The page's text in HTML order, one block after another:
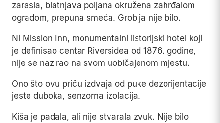
zarasla, blatnjava poljana okružena zahrđalom
ogradom, prepuna smeća. Groblja nije bilo.
Ni Mission Inn, monumentalni iistorijski hotel koji
je definisao centar Riversidea od 1876. godine,
nije se nazirao na svom uobičajenom mjestu.
Ono što ovu priču izdvaja od puke dezorijentacije
jeste duboka, senzorna izolacija.
Kiša je padala, ali nije stvarala zvuk. Nije bilo